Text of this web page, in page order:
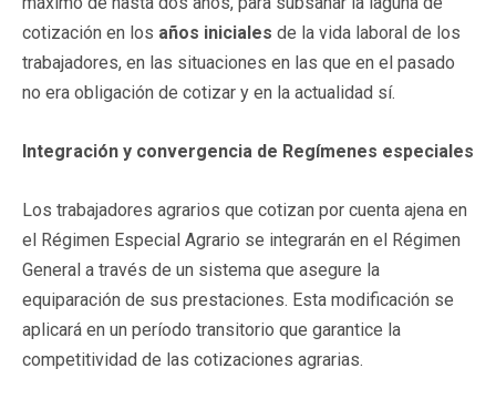
cotización en los años iniciales de la vida laboral de los
trabajadores, en las situaciones en las que en el pasado
no era obligación de cotizar y en la actualidad sí.
Integración y convergencia de Regímenes especiales
Los trabajadores agrarios que cotizan por cuenta ajena en
el Régimen Especial Agrario se integrarán en el Régimen
General a través de un sistema que asegure la
equiparación de sus prestaciones. Esta modificación se
aplicará en un período transitorio que garantice la
competitividad de las cotizaciones agrarias.